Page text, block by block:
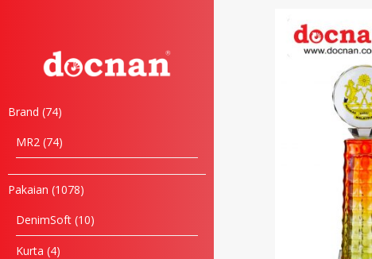
Brand 74
MR2 74
Pakaian 1078
DenimSoft 10
Kurta 4